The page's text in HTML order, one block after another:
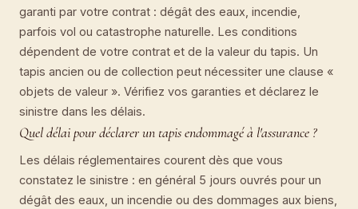
garanti par votre contrat : dégât des eaux, incendie,
parfois vol ou catastrophe naturelle. Les conditions
dépendent de votre contrat et de la valeur du tapis. Un
tapis ancien ou de collection peut nécessiter une clause «
objets de valeur ». Vérifiez vos garanties et déclarez le
sinistre dans les délais.
Quel délai pour déclarer un tapis endommagé à l'assurance ?
Les délais réglementaires courent dès que vous
constatez le sinistre : en général 5 jours ouvrés pour un
dégât des eaux, un incendie ou des dommages aux biens,